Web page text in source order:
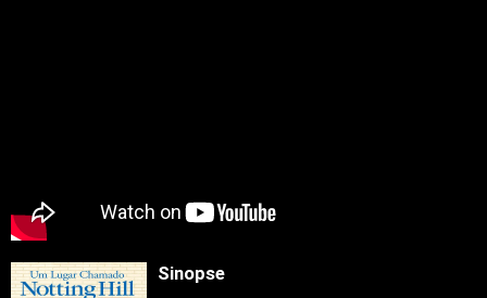
Filmes
Novelas
Sinopse